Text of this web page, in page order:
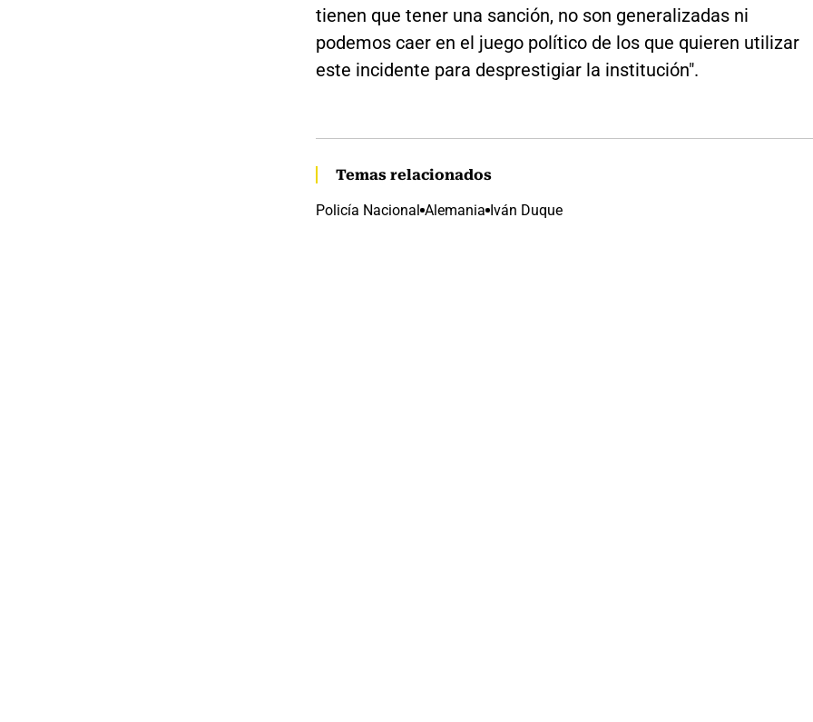
tienen que tener una sanción, no son generalizadas ni
podemos caer en el juego político de los que quieren utilizar
este incidente para desprestigiar la institución".
Temas relacionados
Policía Nacional Alemania Iván Duque